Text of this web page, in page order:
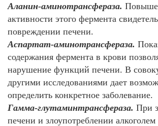
Аланин-аминотрансфераза.
активности этого фермента
повреждении печени.
Аспартат-аминотрансфераза.
содержания фермента в крови
нарушение функций печени. В
другими исследованиями дает
определить конкретное заболевание.
Гамма-глутаминтрансфераза. При
печени и злоупотреблении алкоголем